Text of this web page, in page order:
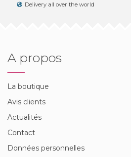
Delivery all over the world
A propos
La boutique
Avis clients
Actualités
Contact
Données personnelles